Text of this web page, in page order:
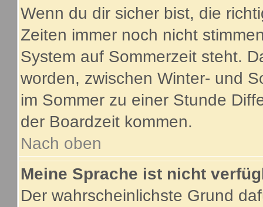
Wenn du dir sicher bist, die
Zeiten immer noch nicht
System auf Sommerzeit steht.
worden, zwischen Winter- und
im Sommer zu einer Stunde
der Boardzeit kommen.
Nach oben
Meine Sprache ist nicht
Der wahrscheinlichste Grund